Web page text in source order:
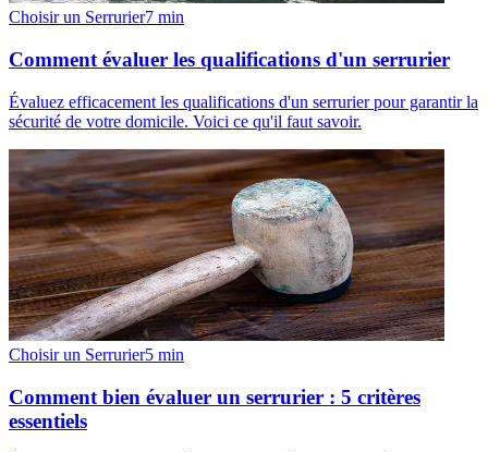
Choisir un Serrurier7 min
Comment évaluer les qualifications d'un serrurier
Évaluez efficacement les qualifications d'un serrurier pour garantir la
sécurité de votre domicile. Voici ce qu'il faut savoir.
Choisir un Serrurier5 min
Comment bien évaluer un serrurier : 5 critères
essentiels